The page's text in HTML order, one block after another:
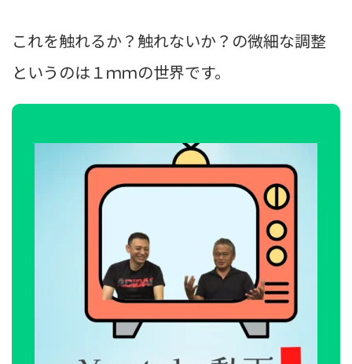
これを触れるか？触れないか？の微細な調整
というのは１ｍｍの世界です。